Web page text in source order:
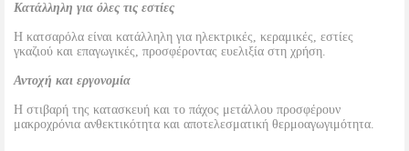
Κατάλληλη για όλες τις εστίες
Η κατσαρόλα είναι κατάλληλη για ηλεκτρικές, κεραμικές, εστίες
γκαζιού και επαγωγικές, προσφέροντας ευελιξία στη χρήση.
Αντοχή και εργονομία
Η στιβαρή της κατασκευή και το πάχος μετάλλου προσφέρουν
μακροχρόνια ανθεκτικότητα και αποτελεσματική θερμοαγωγιμότητα.